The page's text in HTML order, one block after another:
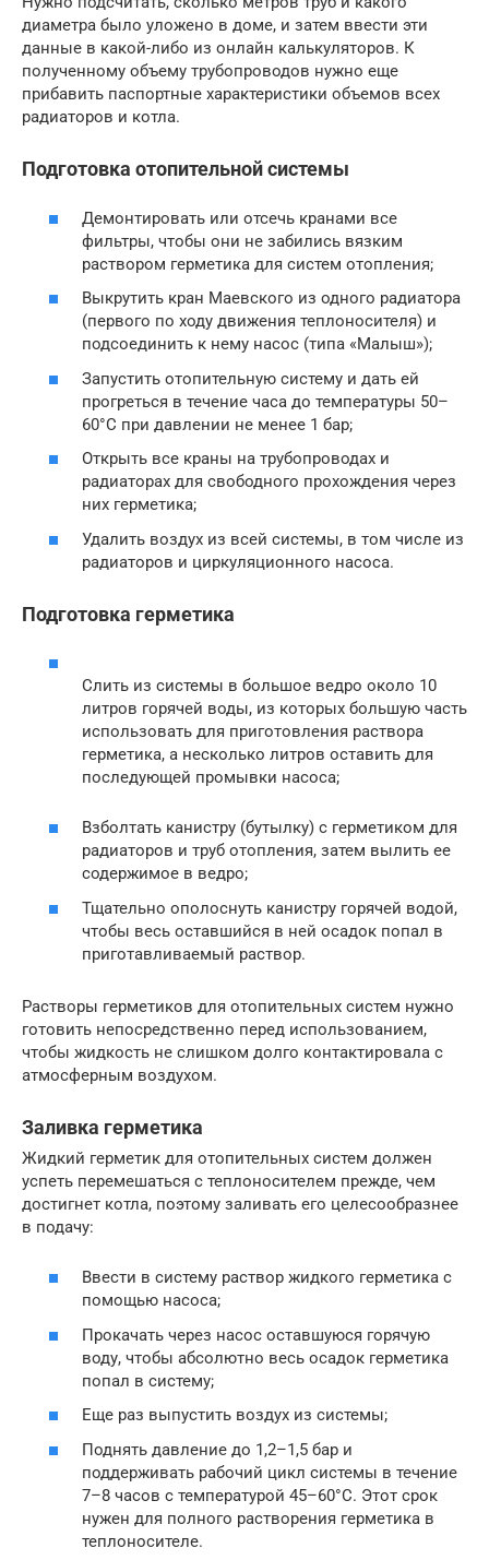
диаметра было уложено в доме, и затем ввести эти
данные в какой-либо из онлайн калькуляторов. К
полученному объему трубопроводов нужно еще
прибавить паспортные характеристики объемов всех
радиаторов и котла.
Подготовка отопительной системы
Демонтировать или отсечь кранами все
фильтры, чтобы они не забились вязким
раствором герметика для систем отопления;
Выкрутить кран Маевского из одного радиатора
(первого по ходу движения теплоносителя) и
подсоединить к нему насос (типа «Малыш»);
Запустить отопительную систему и дать ей
прогреться в течение часа до температуры 50–
60°С при давлении не менее 1 бар;
Открыть все краны на трубопроводах и
радиаторах для свободного прохождения через
них герметика;
Удалить воздух из всей системы, в том числе из
радиаторов и циркуляционного насоса.
Подготовка герметика
Слить из системы в большое ведро около 10
литров горячей воды, из которых большую часть
использовать для приготовления раствора
герметика, а несколько литров оставить для
последующей промывки насоса;
Взболтать канистру (бутылку) с герметиком для
радиаторов и труб отопления, затем вылить ее
содержимое в ведро;
Тщательно ополоснуть канистру горячей водой,
чтобы весь оставшийся в ней осадок попал в
приготавливаемый раствор.
Растворы герметиков для отопительных систем нужно
готовить непосредственно перед использованием,
чтобы жидкость не слишком долго контактировала с
атмосферным воздухом.
Заливка герметика
Жидкий герметик для отопительных систем должен
успеть перемешаться с теплоносителем прежде, чем
достигнет котла, поэтому заливать его целесообразнее
в подачу:
Ввести в систему раствор жидкого герметика с
помощью насоса;
Прокачать через насос оставшуюся горячую
воду, чтобы абсолютно весь осадок герметика
попал в систему;
Еще раз выпустить воздух из системы;
Поднять давление до 1,2–1,5 бар и
поддерживать рабочий цикл системы в течение
7–8 часов с температурой 45–60°С. Этот срок
нужен для полного растворения герметика в
теплоносителе.